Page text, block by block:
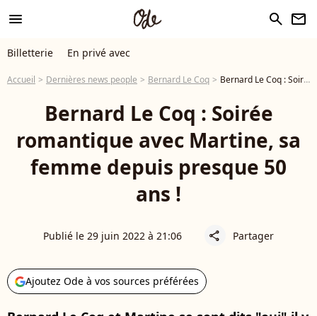
menu search newsletter
Billetterie En privé avec
Accueil Dernières news people Bernard Le Coq Bernard Le Coq : Soirée romantique avec Martine, sa femme depuis presque 50 ans !
Bernard Le Coq : Soirée
romantique avec Martine, sa
femme depuis presque 50
ans !
Publié le 29 juin 2022 à 21:06 share Partager
Ajoutez Ode à vos sources préférées